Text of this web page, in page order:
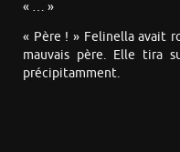
« … »
« Père ! » Felinella avait
mauvais père. Elle tira
précipitamment.